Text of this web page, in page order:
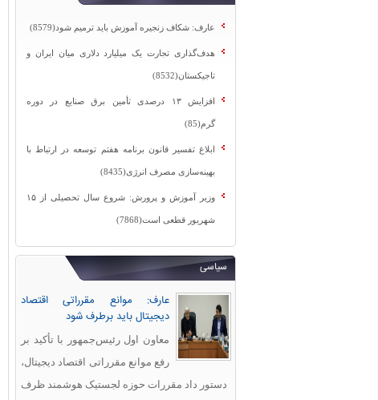
عارف: شکاف زنجیره آموزش باید ترمیم شود(8579)
هدف‌گذاری تجارت یک میلیارد دلاری میان ایران و
تاجیکستان(8532)
افزایش ۱۳ درصدی تأمین برق صنایع در دوره
گرم(85)
ابلاغ تفسیر قانون برنامه هفتم توسعه در ارتباط با
بهینه‌سازی مصرف انرژی(8435)
وزیر آموزش و پرورش: شروع سال تحصیلی از ۱۵
شهریور قطعی است(7868)
سیاسی
عارف: موانع مقرراتی اقتصاد
دیجیتال باید برطرف شود
معاون اول رئیس‌جمهور با تأکید بر
رفع موانع مقرراتی اقتصاد دیجیتال،
دستور داد مقررات حوزه لجستیک هوشمند ظرف